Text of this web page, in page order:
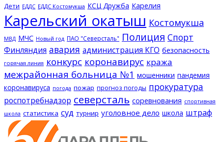
Дети ЕДДС ЕДДС Костомукша КСЦ Дружба Карелия
Карельский окатыш Костомукша
МВД МЧС Новый год ПАО "Северсталь" Полиция Спорт
Финляндия авария администрация КГО безопасность
горячая линия конкурс коронавирус кража
межрайонная больница №1 мошенники пандемия
коронавируса погода пожар прогноз погоды прокуратура
роспотребнадзор северсталь соревнования спортивная
школа статистика суд турнир уголовное дело школа штраф